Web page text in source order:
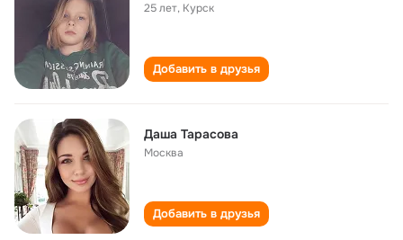
25 лет, Курск
Добавить в друзья
Даша Тарасова
Москва
Добавить в друзья